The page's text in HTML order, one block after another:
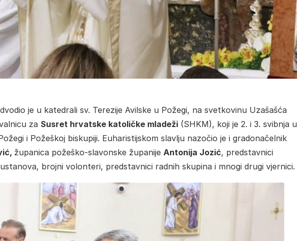
je u katedrali sv. Terezije Avilske u Požegi, na svetkovinu Uzašašća
za Susret hrvatske katoličke mladeži (SHKM), koji je 2. i 3. svibnja u
i Požeškoj biskupiji. Euharistijskom slavlju nazočio je i gradonačelnik
županica požeško-slavonske županije Antonija Jozić, predstavnici
brojni volonteri, predstavnici radnih skupina i mnogi drugi vjernici.